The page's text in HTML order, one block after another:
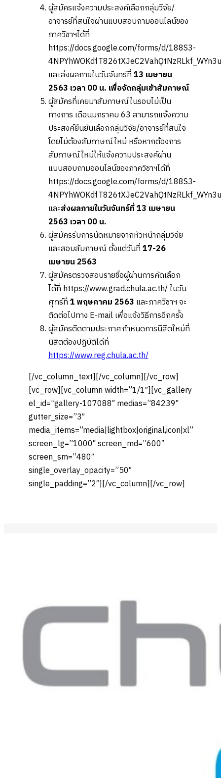
ผู้สมัครแจ้งความประสงค์เลือกกลุ่มวิจัย/
อาจารย์ที่สนใจผ่านแบบสอบถามออนไลน์ของ
ภาควิชาฯได้ที่
https://docs.google.com/forms/d/188S3-
และส่งผลภายในวันจันทร์ที่13 เมษายน
2563 เวลา 00 น. เพื่อจัดกลุ่มเข้าสัมภาษณ์
ผู้สมัครที่เคยมาสัมภาษณ์ในรอบไม่เป็น
ทางการ เดือนมกราคม 63 สามารถแจ้งความ
ประสงค์ยืนยันเลือกกลุ่มวิจัย/อาจารย์ที่สนใจ
โดยไม่ต้องสัมภาษณ์ใหม่ หรือหากต้องการ
สัมภาษณ์ใหม่ให้แจ้งความประสงค์ผ่าน
แบบสอบถามออนไลน์ของภาควิชาฯได้ที่
https://docs.google.com/forms/d/188S3-
และส่งผลภายในวันจันทร์ที่13 เมษายน
2563 เวลา 00 น.
ผู้สมัครรับการนัดหมายจากหัวหน้ากลุ่มวิจัย
และสอบสัมภาษณ์ ตั้งแต่วันที่17-26
เมษายน 2563
ผู้สมัครตรวจสอบรายชื่อผู้ผ่านการคัดเลือก
ได้ที่ https://www.grad.chula.ac.th/ ในวัน
ศุกร์ที่1 พฤษภาคม 2563 และภาควิชาฯ จะ
ติดต่อไปทาง E-mail เพื่อแจ้งวิธีการอีกครั้ง
ผู้สมัครติดตามประกาศกำหนดการนิสิตใหม่ที่
นิสิตต้องปฏิบัติได้ที่
https://www.reg.chula.ac.th/
[/vc_column_text][/vc_column][/vc_row]
[vc_row][vc_column width=”1/1″][vc_gallery
el_id=”gallery-107088″ medias=”84239″
gutter_size=”3″
media_items=”media|lightbox|original,icon|xl”
screen_lg=”1000″ screen_md=”600″
screen_sm=”480″
single_overlay_opacity=”50″
single_padding=”2″][/vc_column][/vc_row]